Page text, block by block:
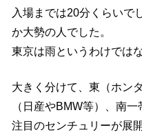
入場までは20分くらいで
か大勢の人でした。
東京は雨というわけでは
大きく分けて、東（ホン
（日産やBMW等）、南
注目のセンチュリーが展